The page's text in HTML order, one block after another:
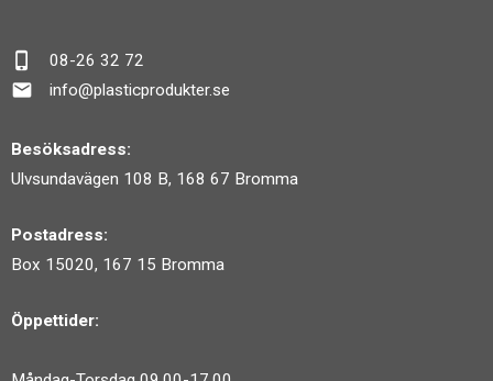
phone_iphone 08-26 32 72
mail info@plasticprodukter.se
Besöksadress:
Ulvsundavägen 108 B, 168 67 Bromma
Postadress:
Box 15020, 167 15 Bromma
Öppettider: